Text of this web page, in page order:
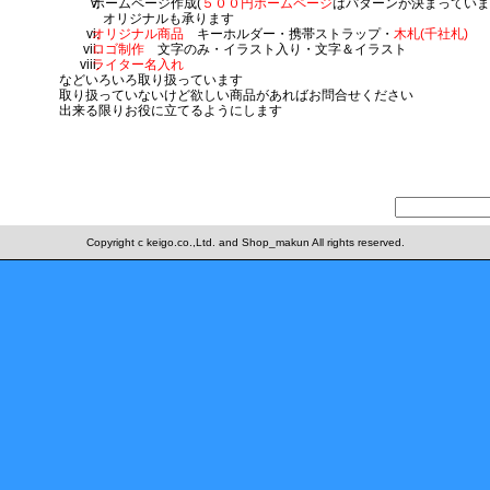
ホームページ作成( ５００円ホームページはパターンが決まってい
オリジナルも承ります
オリジナル商品 キーホルダー・携帯ストラップ・ 木札(千社札)
ロゴ制作 文字のみ・イラスト入り・文字＆イラスト
ライター名入れ
などいろいろ取り扱っています
取り扱っていないけど欲しい商品があればお問合せください
出来る限りお役に立てるようにします
Copyright c keigo.co.,Ltd. and Shop_makun All rights reserved.